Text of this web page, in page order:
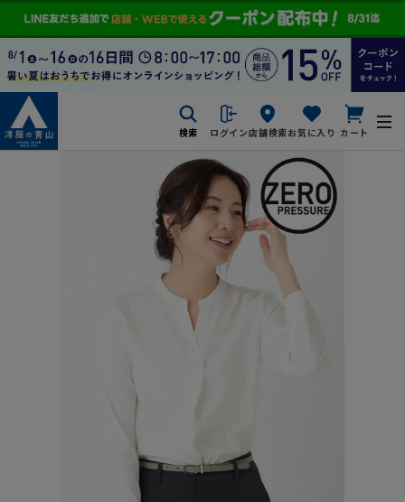
検索 ログイン店舗検索お気に入り カート